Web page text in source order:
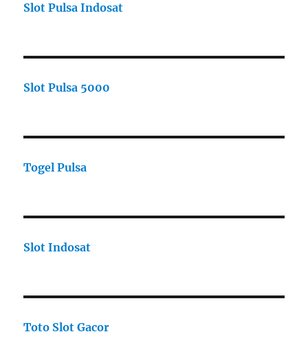
Slot Pulsa Indosat
Slot Pulsa 5000
Togel Pulsa
Slot Indosat
Toto Slot Gacor